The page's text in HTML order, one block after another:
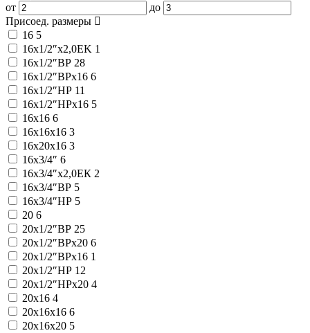
от
до
Присоед. размеры
16 5
16x1/2″x2,0EK 1
16x1/2″ВР 28
16x1/2″ВРx16 6
16x1/2″НР 11
16x1/2″НРx16 5
16x16 6
16x16x16 3
16x20x16 3
16x3/4″ 6
16x3/4″x2,0ЕК 2
16x3/4″ВР 5
16x3/4″НР 5
20 6
20x1/2″ВР 25
20x1/2″ВРx20 6
20x1/2″ВРх16 1
20x1/2″НР 12
20x1/2″НРx20 4
20x16 4
20x16x16 6
20x16x20 5